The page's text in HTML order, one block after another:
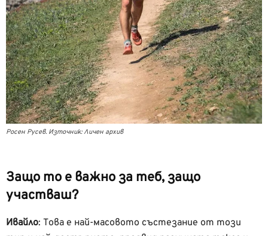
Росен Русев. Източник: Личен архив
Защо то е важно за теб, защо
участваш?
Ивайло: Това е най-масовото състезание от този